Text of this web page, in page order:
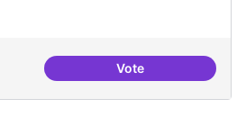
VoteProjecte